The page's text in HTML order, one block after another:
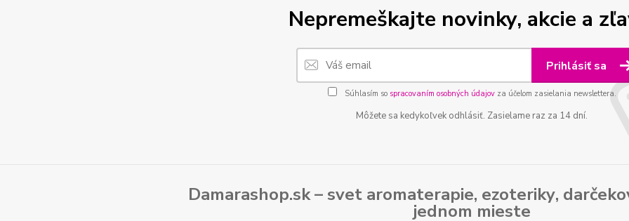
Nepremeškajte novinky, akcie a
Prihlásiť sa
Súhlasím so spracovaním osobných údajovza účelom zasielania newslettera.
Môžete sa kedykoľvek odhlásiť. Zasielame raz za 14 dní.
Damarashop.sk – svet aromaterapie, ezoteriky,
jednom mieste